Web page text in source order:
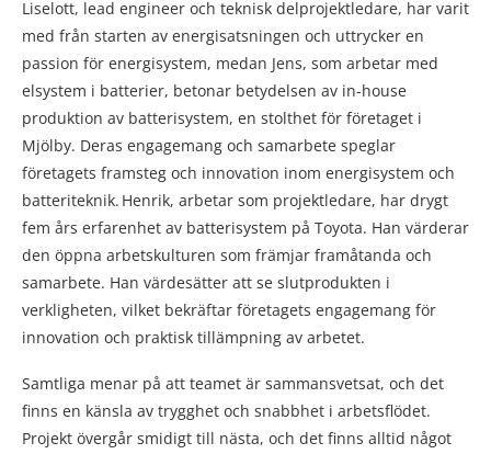
Liselott, lead engineer och teknisk delprojektledare, har varit
med från starten av energisatsningen och uttrycker en
passion för energisystem, medan Jens, som arbetar med
elsystem i batterier, betonar betydelsen av in-house
produktion av batterisystem, en stolthet för företaget i
Mjölby. Deras engagemang och samarbete speglar
företagets framsteg och innovation inom energisystem och
batteriteknik. Henrik, arbetar som projektledare, har drygt
fem års erfarenhet av batterisystem på Toyota. Han värderar
den öppna arbetskulturen som främjar framåtanda och
samarbete. Han värdesätter att se slutprodukten i
verkligheten, vilket bekräftar företagets engagemang för
innovation och praktisk tillämpning av arbetet.
Samtliga menar på att teamet är sammansvetsat, och det
finns en känsla av trygghet och snabbhet i arbetsflödet.
Projekt övergår smidigt till nästa, och det finns alltid något